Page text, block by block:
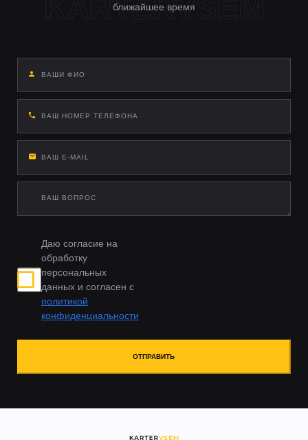
ближайшее время
Даю согласие на
обработку
персональных
данных и согласен с
политикой
конфиденциальности
ОТПРАВИТЬ